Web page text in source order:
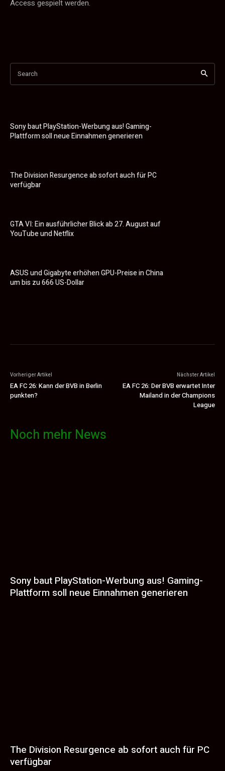
Access gespielt werden.
Search
Sony baut PlayStation-Werbung aus! Gaming-
Plattform soll neue Einnahmen generieren
The Division Resurgence ab sofort auch für PC
verfügbar
GTA VI: Ein ausführlicher Blick ab 27. August auf
YouTube und Netflix
ASUS und Gigabyte erhöhen GPU-Preise in China
um bis zu 666 US-Dollar
Vorheriger Artikel
EA FC 26: Kann der BVB in Berlin
punkten?
Nächster Artikel
EA FC 26: Der BVB erwartet Inter
Mailand in der Champions
League
Noch mehr News
Sony baut PlayStation-Werbung aus! Gaming-
Plattform soll neue Einnahmen generieren
The Division Resurgence ab sofort auch für PC
verfügbar